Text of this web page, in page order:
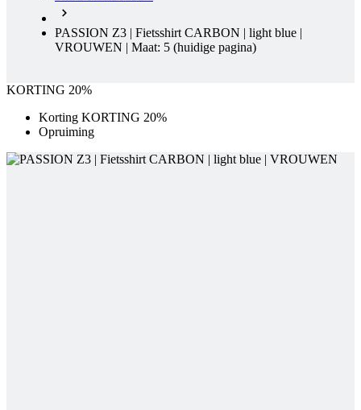
KORTING 20%
Korting KORTING 20%